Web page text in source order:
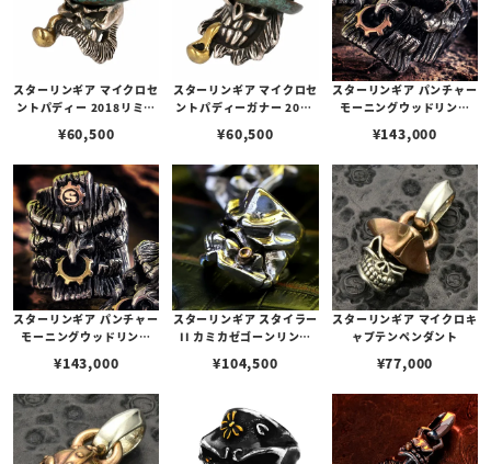
スターリンギア マイクロセ
ントパディー 2018リミテ
¥60,500
スターリンギア マイクロセ
ントパディーガナー 2019
プ
¥60,500
スターリンギア パンチャー
モーニングウッドリング
ーギア
¥143,000
スターリンギア パンチャー
モーニングウッドリング
スギア
¥143,000
スターリンギア スタイラー
II カミカゼゴーンリング
¥104,500
スターリンギア マイクロキ
ャプテンペンダント
¥77,000